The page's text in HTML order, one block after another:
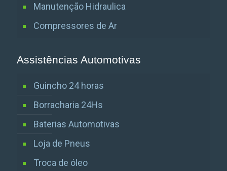
Manutenção Hidraulica
Compressores de Ar
Assistências Automotivas
Guincho 24 horas
Borracharia 24Hs
Baterias Automotivas
Loja de Pneus
Troca de óleo